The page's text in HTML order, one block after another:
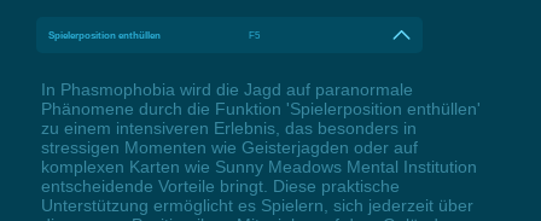
Spielerposition enthüllen F5
In Phasmophobia wird die Jagd auf paranormale
Phänomene durch die Funktion 'Spielerposition enthüllen'
zu einem intensiveren Erlebnis, das besonders in
stressigen Momenten wie Geisterjagden oder auf
komplexen Karten wie Sunny Meadows Mental Institution
entscheidende Vorteile bringt. Diese praktische
Unterstützung ermöglicht es Spielern, sich jederzeit über